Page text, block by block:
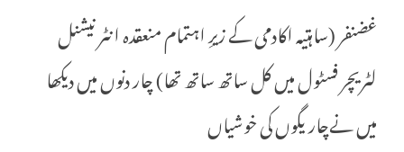
غضنفر (ساہتیہ اکادمی کے زیرِ اہتمام منعقدہ انٹر نیشنل
لٹریچر فسٹول میں کل ساتھ ساتھ تھا) چار دنوں میں دیکھا
میں نےچار یگوں کی خوشیاں